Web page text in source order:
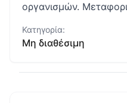
οργανισμών.
Κατηγορία:
Μη διαθέσιμη